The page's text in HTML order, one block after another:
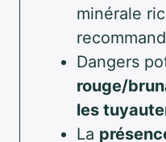
minérale
Dangers
rouge/
les
La